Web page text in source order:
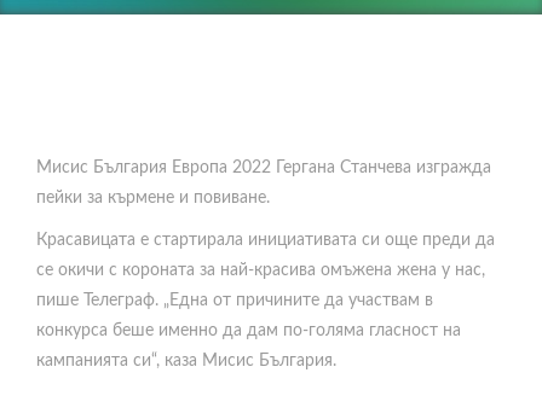
Мисис България Европа 2022 Гергана Станчева изгражда
пейки за кърмене и повиване.
Красавицата е стартирала инициативата си още преди да
се окичи с короната за най-красива омъжена жена у нас,
пише Телеграф. „Една от причините да участвам в
конкурса беше именно да дам по-голяма гласност на
кампанията си“, каза Мисис България.